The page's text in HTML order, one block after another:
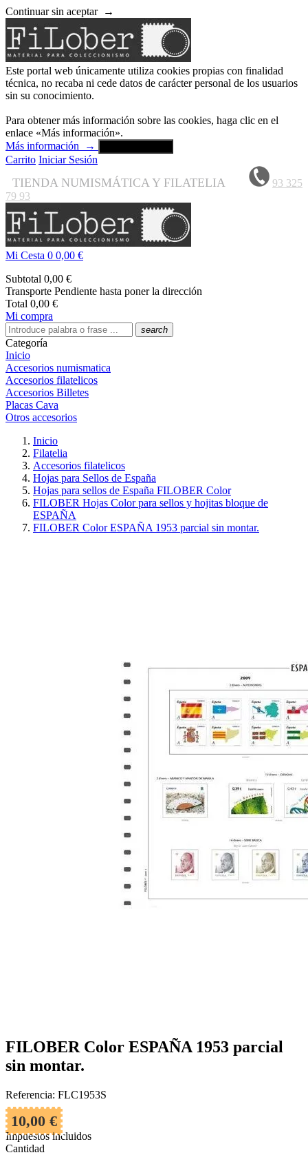
Continuar sin aceptar →
Este portal web únicamente utiliza cookies propias con finalidad
técnica, no recaba ni cede datos de carácter personal de los usuarios
sin su conocimiento.
Para obtener más información sobre las cookies, haga clic en el
enlace «Más información».
Más información
→
Carrito Iniciar Sesión
TIENDA NUMISMÁTICA Y FILATELIA
93 325
79 93
Mi Cesta 0 0,00 €
Subtotal 0,00 €
Transporte Pendiente hasta poner la dirección
Total 0,00 €
Mi compra
search
Categoría
Inicio
Accesorios numismatica
Accesorios filatelicos
Accesorios Billetes
Placas Cava
Otros accesorios
Inicio
Filatelia
Accesorios filatelicos
Hojas para Sellos de España
Hojas para sellos de España FILOBER Color
FILOBER Hojas Color para sellos y hojitas bloque de
ESPAÑA
FILOBER Color ESPAÑA 1953 parcial sin montar.
FILOBER Color ESPAÑA 1953 parcial
sin montar.
Referencia: FLC1953S
10,00 €
Impuestos incluidos
Cantidad